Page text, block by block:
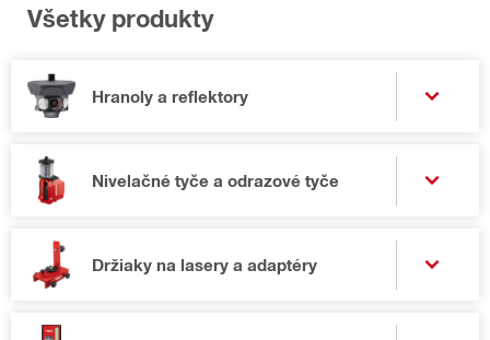
Všetky produkty
Hranoly a reflektory
Nivelačné tyče a odrazové tyče
Držiaky na lasery a adaptéry